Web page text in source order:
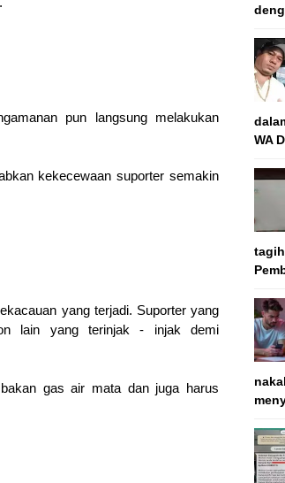
pun langsung melakukan
kekecewaan suporter semakin
yang terjadi. Suporter yang
lain yang terinjak - injak demi
gas air mata dan juga harus
WA